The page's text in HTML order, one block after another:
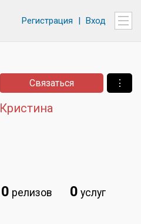
Регистрация | Вход
Кристина
Связаться ⋮
0 релизов 0 услуг